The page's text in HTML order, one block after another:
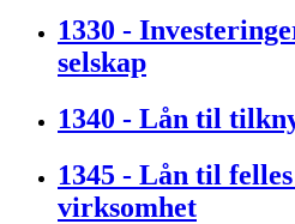
1330 -
selskap
1340 - Lån til
1345 - Lån til
virksomhet